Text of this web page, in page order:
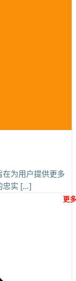
为用户提供更多
忠实 […]
更多